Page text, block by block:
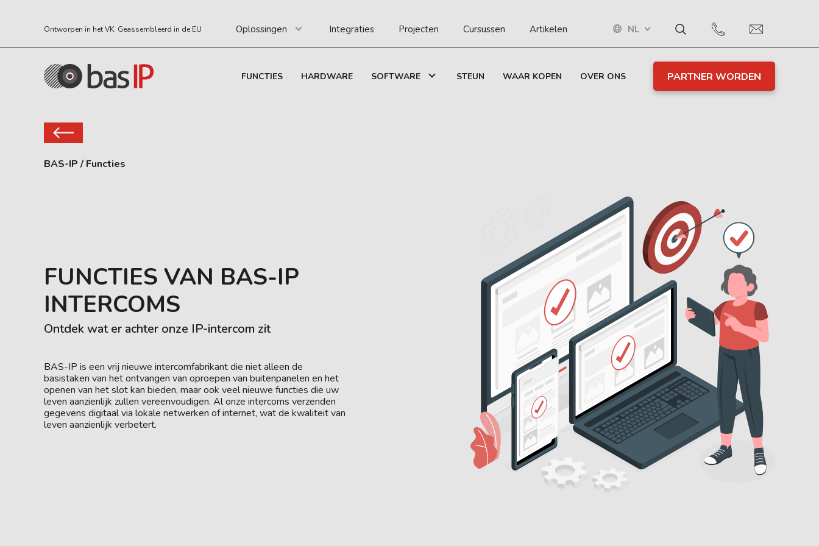
Ontworpen in het VK. Geassembleerd in de EU Oplossingen Integraties Projecten Cursussen Artikelen NL
FUNCTIES HARDWARE SOFTWARE STEUN WAAR KOPEN OVER ONS PARTNER WORDEN
BAS-IP / Functies
FUNCTIES VAN BAS-IP
INTERCOMS
Ontdek wat er achter onze IP-intercom zit
BAS-IP is een vrij nieuwe intercomfabrikant die niet alleen de
basistaken van het ontvangen van oproepen van buitenpanelen en het
openen van het slot kan bieden, maar ook veel nieuwe functies die uw
leven aanzienlijk zullen vereenvoudigen. Al onze intercoms verzenden
gegevens digitaal via lokale netwerken of internet, wat de kwaliteit van
leven aanzienlijk verbetert.